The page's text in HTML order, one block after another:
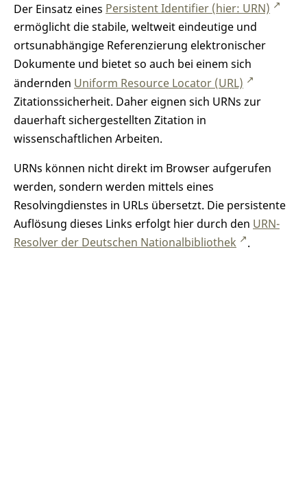
Der Einsatz eines Persistent Identifier (hier: URN)
ermöglicht die stabile, weltweit eindeutige und
ortsunabhängige Referenzierung elektronischer
Dokumente und bietet so auch bei einem sich
ändernden Uniform Resource Locator (URL)
Zitationssicherheit. Daher eignen sich URNs zur
dauerhaft sichergestellten Zitation in
wissenschaftlichen Arbeiten.
URNs können nicht direkt im Browser aufgerufen
werden, sondern werden mittels eines
Resolvingdienstes in URLs übersetzt. Die persistente
Auflösung dieses Links erfolgt hier durch den URN-
Resolver der Deutschen Nationalbibliothek
.